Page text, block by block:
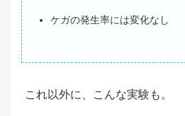
ケガの発生率には変化なし
これ以外に、こんな実験も。